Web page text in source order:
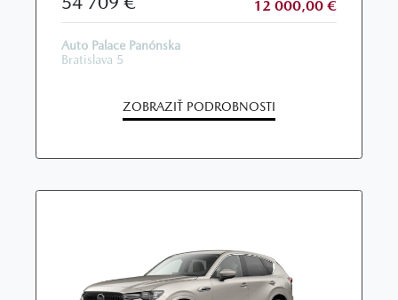
12 000,00 €
Auto Palace Panónska
Bratislava 5
ZOBRAZIŤ PODROBNOSTI